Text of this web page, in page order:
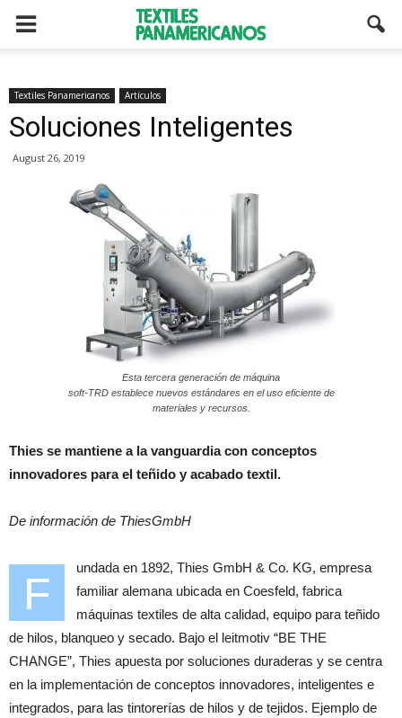
Textiles Panamericanos Artículos
Soluciones Inteligentes
August 26, 2019
Esta tercera generación de máquina
soft-TRD establece nuevos estándares en el uso eficiente de
materiales y recursos.
Thies se mantiene a la vanguardia con conceptos
innovadores para el teñido y acabado textil.
De información de ThiesGmbH
F
undada en 1892, Thies GmbH & Co. KG, empresa
familiar alemana ubicada en Coesfeld, fabrica
máquinas textiles de alta calidad, equipo para teñido
de hilos, blanqueo y secado. Bajo el leitmotiv “BE THE
CHANGE”, Thies apuesta por soluciones duraderas y se centra
en la implementación de conceptos innovadores, inteligentes e
integrados, para las tintorerías de hilos y de tejidos. Ejemplo de